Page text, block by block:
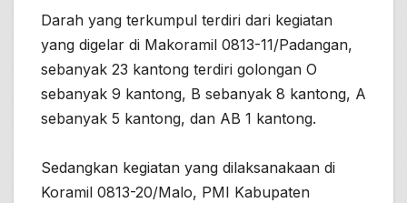
Darah yang terkumpul terdiri dari kegiatan
yang digelar di Makoramil 0813-11/Padangan,
sebanyak 23 kantong terdiri golongan O
sebanyak 9 kantong, B sebanyak 8 kantong, A
sebanyak 5 kantong, dan AB 1 kantong.
Sedangkan kegiatan yang dilaksanakaan di
Koramil 0813-20/Malo, PMI Kabupaten